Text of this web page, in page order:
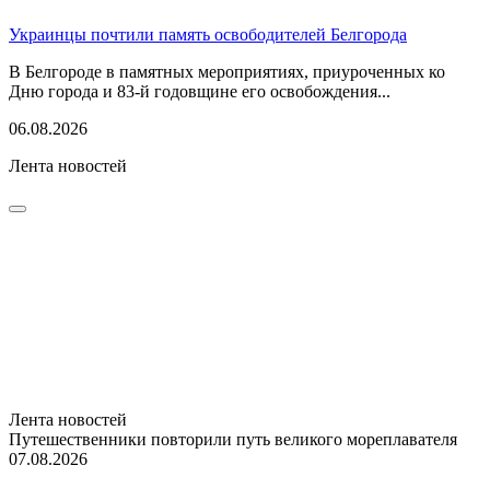
Украинцы почтили память освободителей Белгорода
В Белгороде в памятных мероприятиях, приуроченных ко
Дню города и 83-й годовщине его освобождения...
06.08.2026
Лента новостей
Лента новостей
Путешественники повторили путь великого мореплавателя
07.08.2026